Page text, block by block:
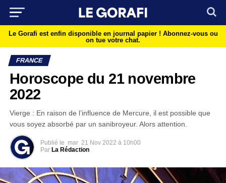
Le Gorafi est enfin disponible en journal papier ! Abonnez-vous ou
on tue votre chat.
FRANCE
Horoscope du 21 novembre
2022
Vierge : En raison de l’influence de Mercure, il est possible que
vous soyez absorbé par un sanibroyeur. Alors attention.
Publié le mar 21 Nov 2022 à 10h00
Par La Rédaction